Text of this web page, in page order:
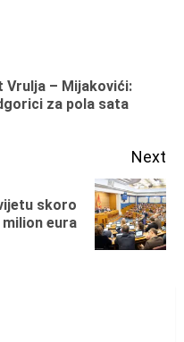
Vrulja – Mijakovići:
za pola sata
Next
skoro
milion eura